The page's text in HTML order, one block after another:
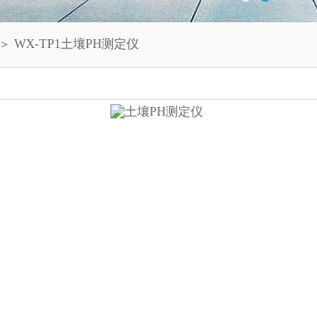
＞ WX-TP1土壤PH测定仪